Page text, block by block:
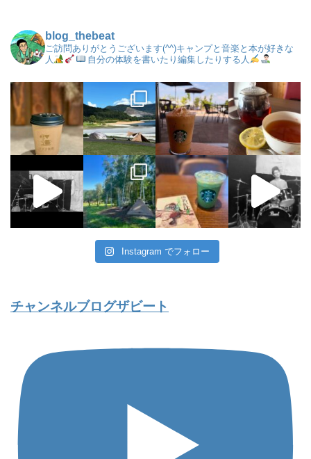
blog_thebeat
ご訪問ありがとうございます(^^)キャンプと音楽と本が好きな
人
自分の体験を書いたり編集したりする人
Instagram でフォロー
チャンネルブログザビート